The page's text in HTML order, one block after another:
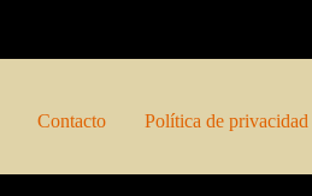
Contacto
Política de privacidad